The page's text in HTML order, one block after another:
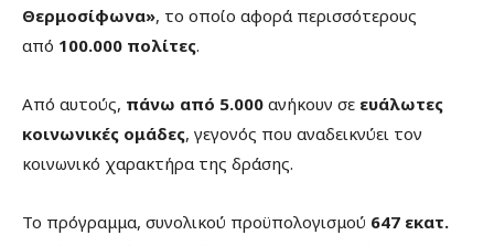
Θερμοσίφωνα», το οποίο αφορά περισσότερους
από 100.000 πολίτες.
Από αυτούς, πάνω από 5.000 ανήκουν σε ευάλωτες
κοινωνικές ομάδες, γεγονός που αναδεικνύει τον
κοινωνικό χαρακτήρα της δράσης.
Το πρόγραμμα, συνολικού προϋπολογισμού 647 εκατ.